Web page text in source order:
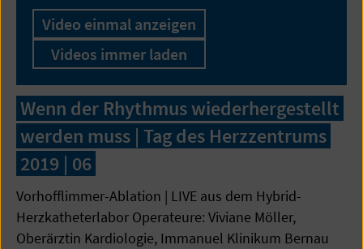
Video einmal anzeigen
Videos immer laden
Wenn der Rhythmus wiederhergestellt
werden muss | Tag des Herzzentrums
2019 | 06
Vorhofflimmer-Ablation | LIVE aus dem Hybrid-
Herzkatheterlabor Operateure: Viviane Möller,
Oberärztin Kardiologie, Immanuel Klinikum Bernau